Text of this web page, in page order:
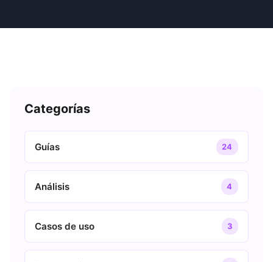
Categorías
Guías 24
Análisis 4
Casos de uso 3